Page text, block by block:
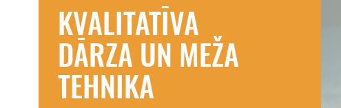
KVALITATĪVA
DĀRZA UN MEŽA
TEHNIKA